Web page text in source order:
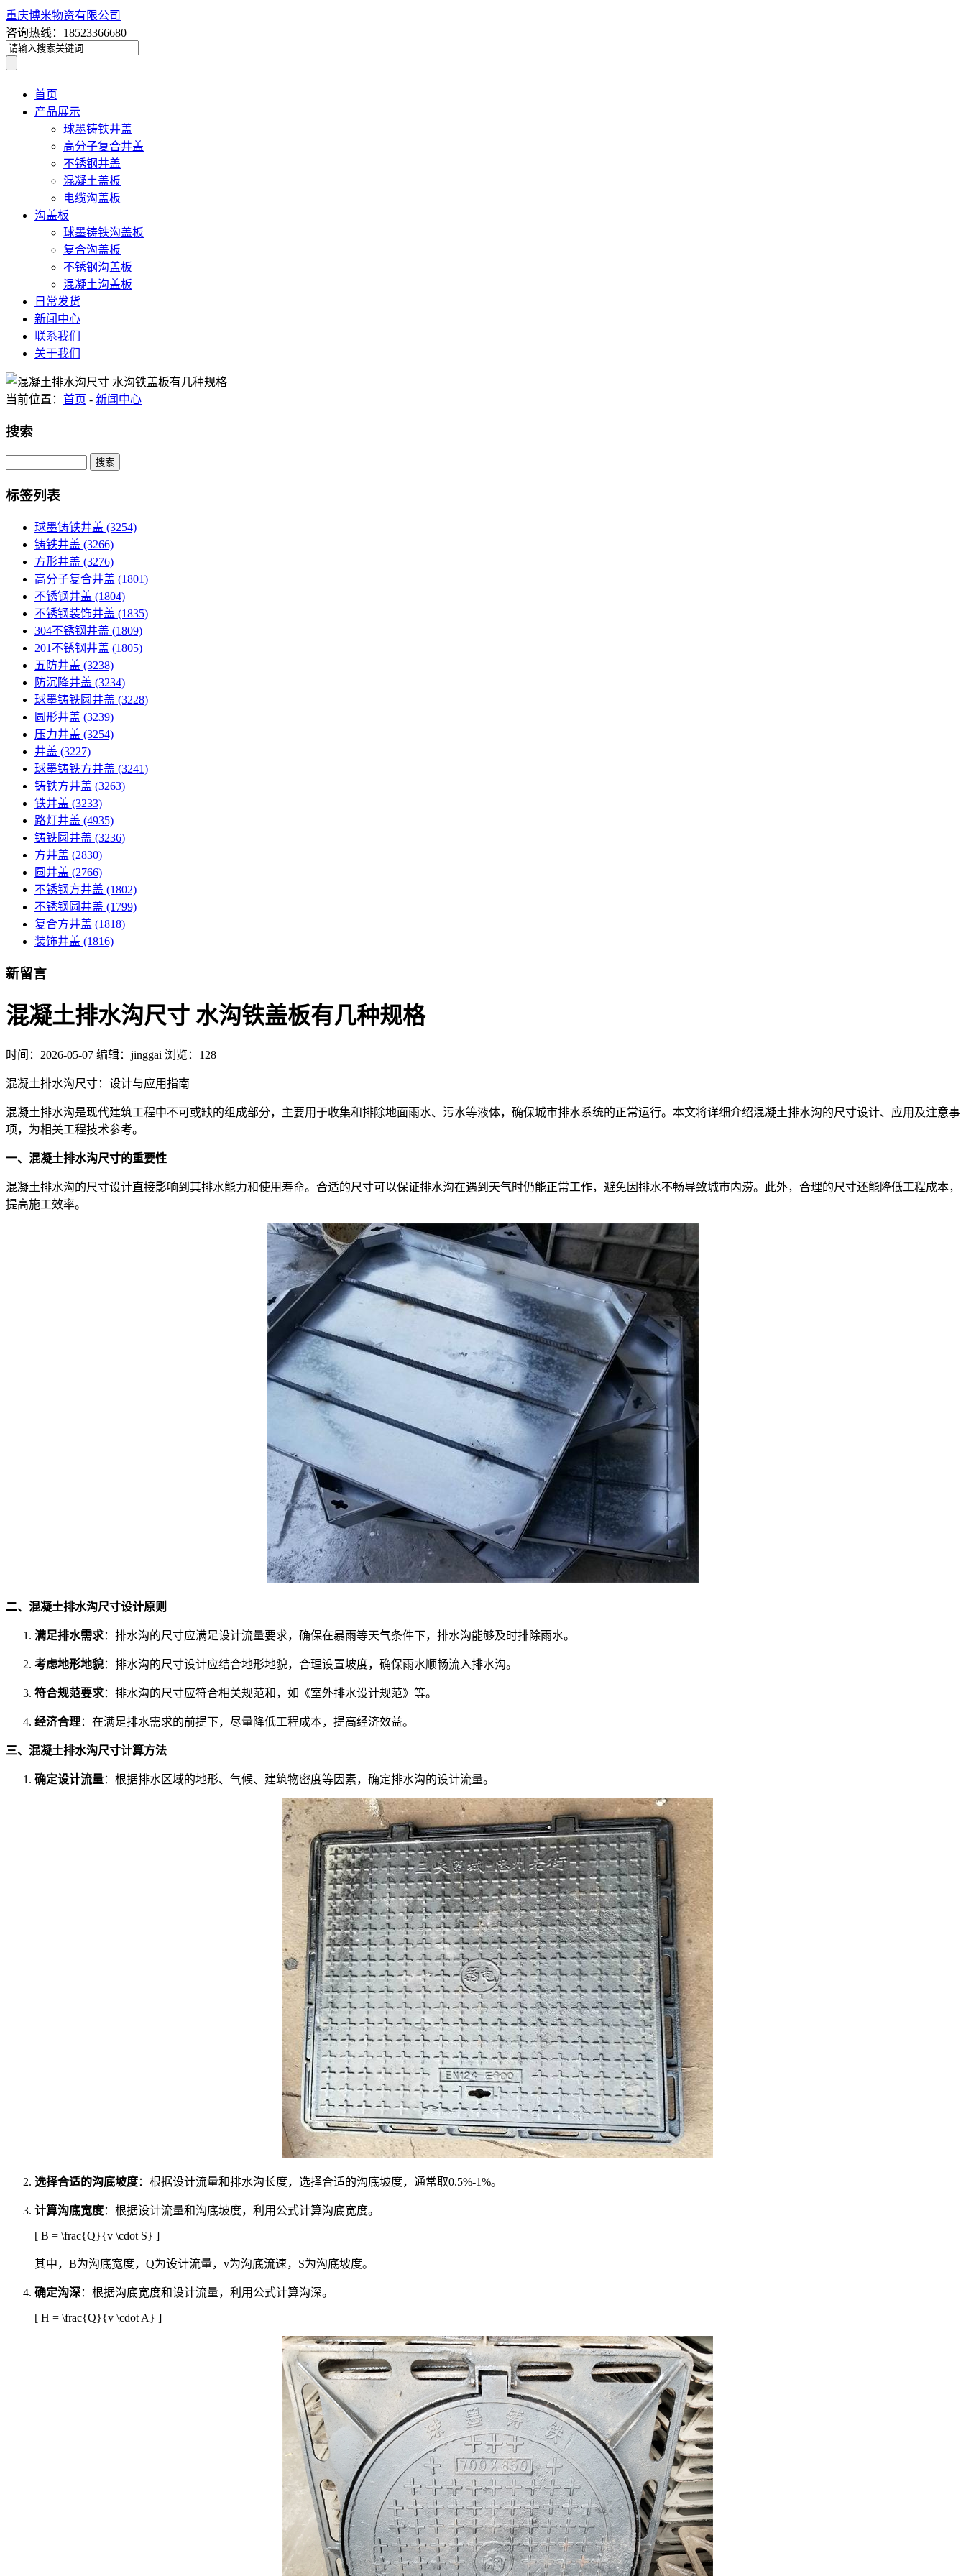
重庆博米物资有限公司
咨询热线：18523366680
首页
产品展示
球墨铸铁井盖
高分子复合井盖
不锈钢井盖
混凝土盖板
电缆沟盖板
沟盖板
球墨铸铁沟盖板
复合沟盖板
不锈钢沟盖板
混凝土沟盖板
日常发货
新闻中心
联系我们
关于我们
当前位置： 首页 - 新闻中心
搜索
Search
标签列表
球墨铸铁井盖 (3254)
铸铁井盖 (3266)
方形井盖 (3276)
高分子复合井盖 (1801)
不锈钢井盖 (1804)
不锈钢装饰井盖 (1835)
304不锈钢井盖 (1809)
201不锈钢井盖 (1805)
五防井盖 (3238)
防沉降井盖 (3234)
球墨铸铁圆井盖 (3228)
圆形井盖 (3239)
压力井盖 (3254)
井盖 (3227)
球墨铸铁方井盖 (3241)
铸铁方井盖 (3263)
铁井盖 (3233)
路灯井盖 (4935)
铸铁圆井盖 (3236)
方井盖 (2830)
圆井盖 (2766)
不锈钢方井盖 (1802)
不锈钢圆井盖 (1799)
复合方井盖 (1818)
装饰井盖 (1816)
新留言
混凝土排水沟尺寸 水沟铁盖板有几种规格
时间： 2026-05-07 编辑：jinggai 浏览：128
混凝土排水沟尺寸：设计与应用指南
混凝土排水沟是现代建筑工程中不可或缺的组成部分，主要用于收集和排除地面雨水、污水等液体，确保城市排水系统的正常运行。本文将详细介绍混凝土排水沟的尺寸设计、应用及注意事
项，为相关工程技术参考。
一、混凝土排水沟尺寸的重要性
混凝土排水沟的尺寸设计直接影响到其排水能力和使用寿命。合适的尺寸可以保证排水沟在遇到天气时仍能正常工作，避免因排水不畅导致城市内涝。此外，合理的尺寸还能降低工程成本，
提高施工效率。
二、混凝土排水沟尺寸设计原则
满足排水需求：排水沟的尺寸应满足设计流量要求，确保在暴雨等天气条件下，排水沟能够及时排除雨水。
考虑地形地貌：排水沟的尺寸设计应结合地形地貌，合理设置坡度，确保雨水顺畅流入排水沟。
符合规范要求：排水沟的尺寸应符合相关规范和，如《室外排水设计规范》等。
经济合理：在满足排水需求的前提下，尽量降低工程成本，提高经济效益。
三、混凝土排水沟尺寸计算方法
确定设计流量：根据排水区域的地形、气候、建筑物密度等因素，确定排水沟的设计流量。
选择合适的沟底坡度：根据设计流量和排水沟长度，选择合适的沟底坡度，通常取0.5%-1%。
计算沟底宽度：根据设计流量和沟底坡度，利用公式计算沟底宽度。
[ B = \frac{Q}{v \cdot S} ]
其中，B为沟底宽度，Q为设计流量，v为沟底流速，S为沟底坡度。
确定沟深：根据沟底宽度和设计流量，利用公式计算沟深。
[ H = \frac{Q}{v \cdot A} ]